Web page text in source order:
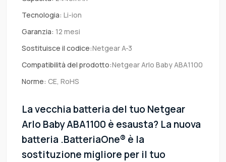
Tecnologia: Li-ion
Garanzia: 12 mesi
Sostituisce il codice:Netgear A-3
Compatibilità del prodotto:Netgear Arlo Baby ABA1100
Norme: CE, RoHS
La vecchia batteria del tuo Netgear
Arlo Baby ABA1100 è esausta? La nuova
batteria .BatteriaOne® è la
sostituzione migliore per il tuo